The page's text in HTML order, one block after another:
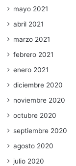
mayo 2021
abril 2021
marzo 2021
febrero 2021
enero 2021
diciembre 2020
noviembre 2020
octubre 2020
septiembre 2020
agosto 2020
julio 2020